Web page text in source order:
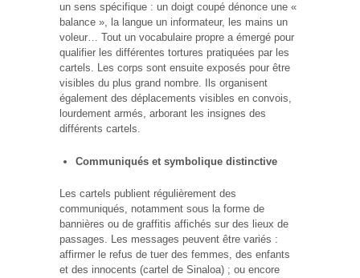
un sens spécifique : un doigt coupé dénonce une «
balance », la langue un informateur, les mains un
voleur… Tout un vocabulaire propre a émergé pour
qualifier les différentes tortures pratiquées par les
cartels. Les corps sont ensuite exposés pour être
visibles du plus grand nombre. Ils organisent
également des déplacements visibles en convois,
lourdement armés, arborant les insignes des
différents cartels.
Communiqués et symbolique distinctive
Les cartels publient régulièrement des
communiqués, notamment sous la forme de
bannières ou de graffitis affichés sur des lieux de
passages. Les messages peuvent être variés :
affirmer le refus de tuer des femmes, des enfants
et des innocents (cartel de Sinaloa) ; ou encore